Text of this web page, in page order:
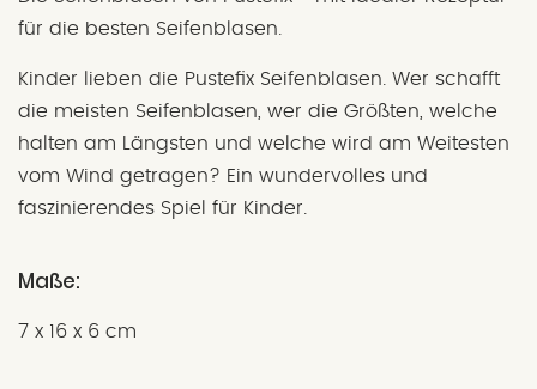
für die besten Seifenblasen.
Kinder lieben die Pustefix Seifenblasen. Wer schafft
die meisten Seifenblasen, wer die Größten, welche
halten am Längsten und welche wird am Weitesten
vom Wind getragen? Ein wundervolles und
faszinierendes Spiel für Kinder.
Maße:
7 x 16 x 6 cm